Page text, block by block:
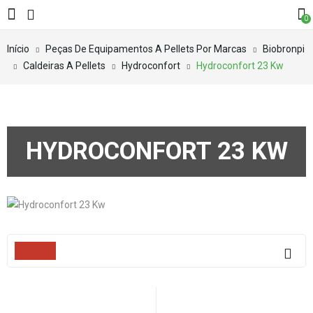
0
Início Peças De Equipamentos A Pellets Por Marcas
Biobronpi
Caldeiras A Pellets
Hydroconfort Hydroconfort 23 Kw
HYDROCONFORT 23 KW